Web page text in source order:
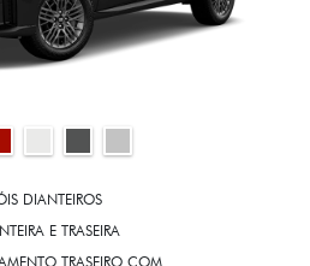
DIANTEIROS
E TRASEIRA
TRASEIRO COM